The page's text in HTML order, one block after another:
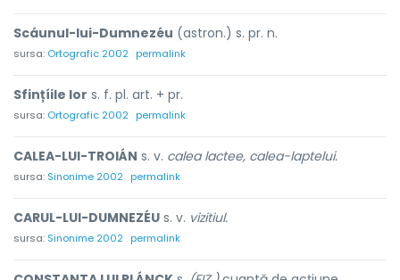
Scáunul-lui-Dumnezéu (astron.) s. pr. n.
sursa: Ortografic 2002 permalink
Sfințíile lor s. f. pl. art. + pr.
sursa: Ortografic 2002 permalink
CALEA-LUI-TROIÁN s. v. calea lactee, calea-laptelui.
sursa: Sinonime 2002 permalink
CARUL-LUI-DUMNEZÉU s. v. vizitiul.
sursa: Sinonime 2002 permalink